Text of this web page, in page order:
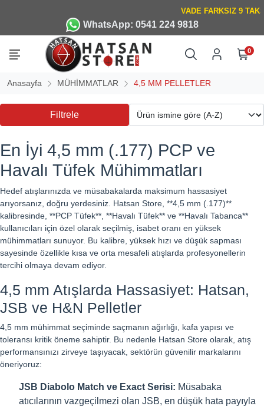
WhatsApp: 0541 224 9818
0
Anasayfa MÜHİMMATLAR 4,5 MM PELLETLER
Filtrele
En İyi 4,5 mm (.177) PCP ve
Havalı Tüfek Mühimmatları
Hedef atışlarınızda ve müsabakalarda maksimum hassasiyet
arıyorsanız, doğru yerdesiniz. Hatsan Store, **4,5 mm (.177)**
kalibresinde, **PCP Tüfek**, **Havalı Tüfek** ve **Havalı Tabanca**
kullanıcıları için özel olarak seçilmiş, isabet oranı en yüksek
mühimmatları sunuyor. Bu kalibre, yüksek hızı ve düşük sapması
sayesinde özellikle kısa ve orta mesafeli atışlarda profesyonellerin
tercihi olmaya devam ediyor.
4,5 mm Atışlarda Hassasiyet: Hatsan,
JSB ve H&N Pelletler
4,5 mm mühimmat seçiminde saçmanın ağırlığı, kafa yapısı ve
toleransı kritik öneme sahiptir. Bu nedenle Hatsan Store olarak, atış
performansınızı zirveye taşıyacak, sektörün güvenilir markalarını
öneriyoruz:
JSB Diabolo Match ve Exact Serisi: Müsabaka
atıcılarının vazgeçilmezi olan JSB, en düşük hata payıyla